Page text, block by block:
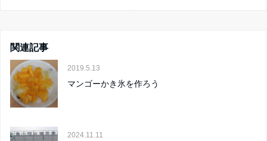
関連記事
2019.5.13
マンゴーかき氷を作ろう
2024.11.11